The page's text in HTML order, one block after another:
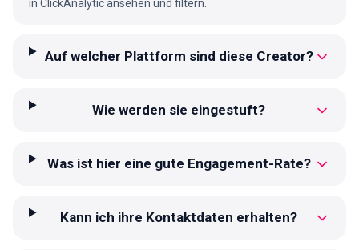
in ClickAnalytic ansehen und filtern.
Auf welcher Plattform sind diese Creator?
Wie werden sie eingestuft?
Was ist hier eine gute Engagement-Rate?
Kann ich ihre Kontaktdaten erhalten?